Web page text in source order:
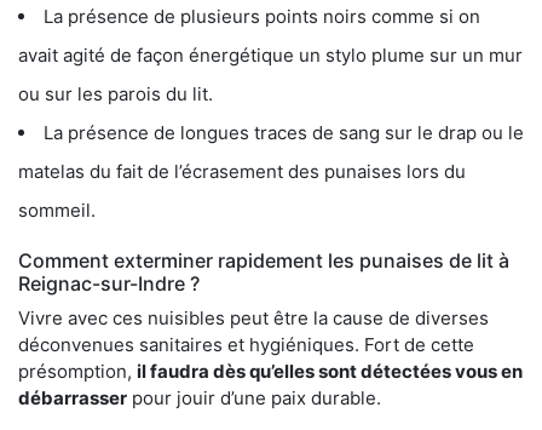
La présence de plusieurs points noirs comme si on
avait agité de façon énergétique un stylo plume sur un mur
ou sur les parois du lit.
La présence de longues traces de sang sur le drap ou le
matelas du fait de l’écrasement des punaises lors du
sommeil.
Comment exterminer rapidement les punaises de lit à
Reignac-sur-Indre ?
Vivre avec ces nuisibles peut être la cause de diverses
déconvenues sanitaires et hygiéniques. Fort de cette
présomption, il faudra dès qu’elles sont détectées vous en
débarrasser pour jouir d’une paix durable.